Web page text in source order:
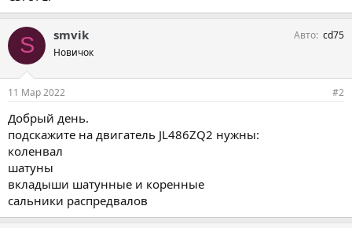
S smvik
Новичок
Авто cd75
11 Мар 2022 #2
Добрый день.
подскажите на двигатель JL486ZQ2 нужны:
коленвал
шатуны
вкладыши шатунные и коренные
сальники распредвалов